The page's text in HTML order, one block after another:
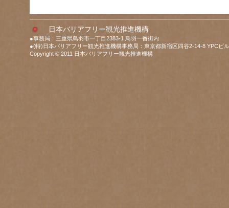
日本バリアフリー観光推進機構
●事務局：三重県鳥羽市一丁目2383-1 鳥羽一番街内
●(特)日本バリアフリー観光推進機構事務局：東京都新宿区四谷2-14-8 YPCビ
Copyright © 2011 日本バリアフリー観光推進機構